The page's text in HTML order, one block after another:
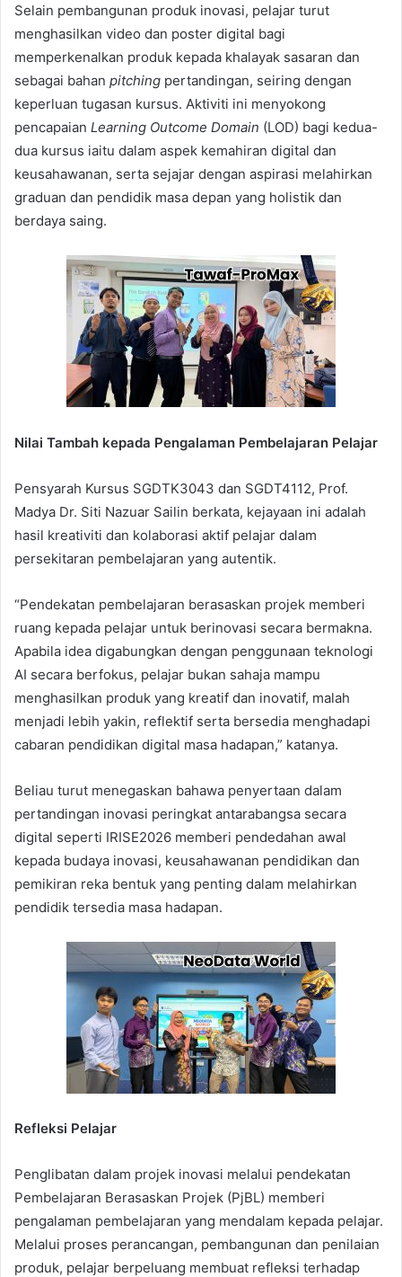
Selain pembangunan produk inovasi, pelajar turut
menghasilkan video dan poster digital bagi
memperkenalkan produk kepada khalayak sasaran dan
sebagai bahan pitching pertandingan, seiring dengan
keperluan tugasan kursus. Aktiviti ini menyokong
pencapaian Learning Outcome Domain (LOD) bagi kedua-
dua kursus iaitu dalam aspek kemahiran digital dan
keusahawanan, serta sejajar dengan aspirasi melahirkan
graduan dan pendidik masa depan yang holistik dan
berdaya saing.
Nilai Tambah kepada Pengalaman Pembelajaran Pelajar
Pensyarah Kursus SGDTK3043 dan SGDT4112, Prof.
Madya Dr. Siti Nazuar Sailin berkata, kejayaan ini adalah
hasil kreativiti dan kolaborasi aktif pelajar dalam
persekitaran pembelajaran yang autentik.
“Pendekatan pembelajaran berasaskan projek memberi
ruang kepada pelajar untuk berinovasi secara bermakna.
Apabila idea digabungkan dengan penggunaan teknologi
AI secara berfokus, pelajar bukan sahaja mampu
menghasilkan produk yang kreatif dan inovatif, malah
menjadi lebih yakin, reflektif serta bersedia menghadapi
cabaran pendidikan digital masa hadapan,” katanya.
Beliau turut menegaskan bahawa penyertaan dalam
pertandingan inovasi peringkat antarabangsa secara
digital seperti IRISE2026 memberi pendedahan awal
kepada budaya inovasi, keusahawanan pendidikan dan
pemikiran reka bentuk yang penting dalam melahirkan
pendidik tersedia masa hadapan.
Refleksi Pelajar
Penglibatan dalam projek inovasi melalui pendekatan
Pembelajaran Berasaskan Projek (PjBL) memberi
pengalaman pembelajaran yang mendalam kepada pelajar.
Melalui proses perancangan, pembangunan dan penilaian
produk, pelajar berpeluang membuat refleksi terhadap